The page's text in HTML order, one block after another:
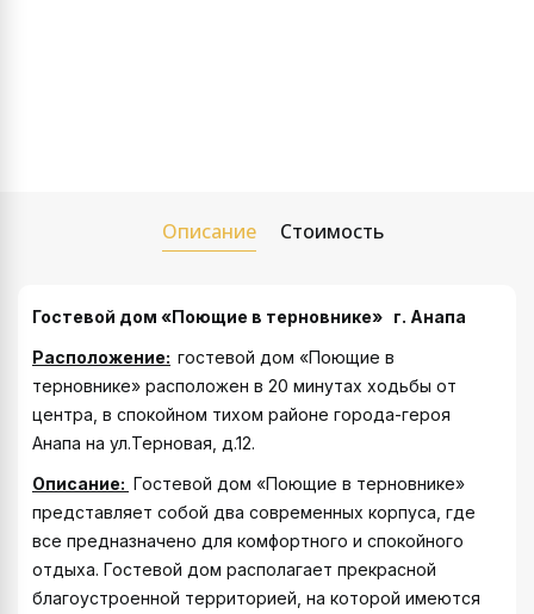
Описание Стоимость
Гостевой дом «Поющие в терновнике» г. Анапа
Расположение: гостевой дом «Поющие в
терновнике» расположен в 20 минутах ходьбы от
центра, в спокойном тихом районе города-героя
Анапа на ул.Терновая, д.12.
Описание: Гостевой дом «Поющие в терновнике»
представляет собой два современных корпуса, где
все предназначено для комфортного и спокойного
отдыха. Гостевой дом располагает прекрасной
благоустроенной территорией, на которой имеются